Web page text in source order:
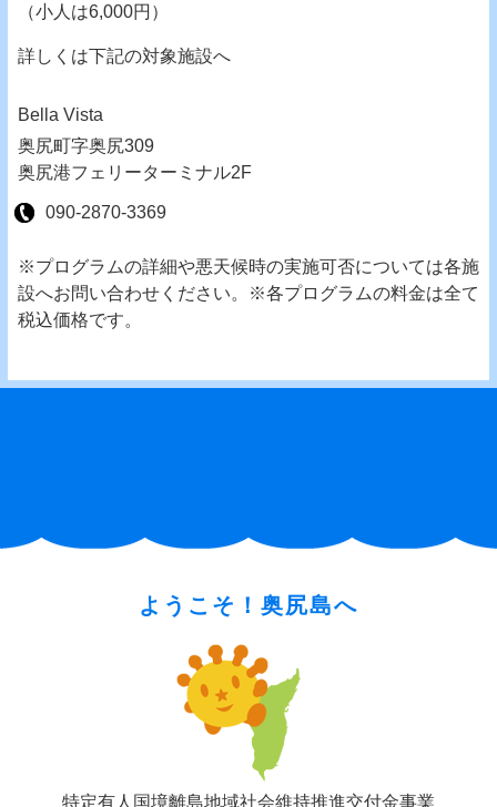
（小人は6,000円）
詳しくは下記の対象施設へ
Bella Vista
奥尻町字奥尻309
奥尻港フェリーターミナル2F
090-2870-3369
※プログラムの詳細や悪天候時の実施可否については各施
設へお問い合わせください。※各プログラムの料金は全て
税込価格です。
ようこそ！奥尻島へ
特定有人国境離島地域社会維持推進交付金事業